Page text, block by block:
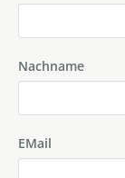
Nachname
EMail